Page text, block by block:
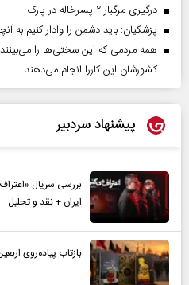
درگیری مرگبار ۲ پسرخاله در پارک
پزشکیان: باید دشمن را وادار کنیم به
همه مردمی که این سختی‌ها را
کشورشان این کاررا انجام می‌دهند
پیشنهاد سردبیر
بررسی سریال
ایران + نقد و تحلیل
بازتاب پیاده‌روی